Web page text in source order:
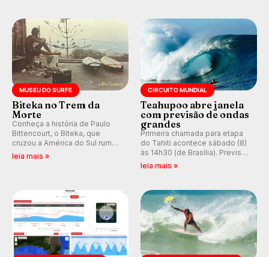
prática em esporte e indústria.
MUSEU DO SURFE
Biteka no Trem da
Morte
Conheça a história de Paulo
Bittencourt, o Biteka, que
cruzou a América do Sul rumo
ao Pacífico em uma jornada
leia mais »
CIRCUITO MUNDIAL
Teahupoo abre janela
com previsão de ondas
grandes
Primeira chamada para etapa
do Tahiti acontece sábado (8)
às 14h30 (de Brasília). Previsão
indica swell consistente.
Kelly Slater convidado.
leia mais »